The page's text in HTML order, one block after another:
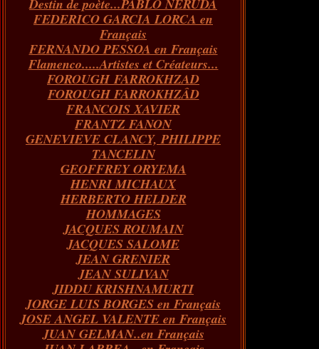
Destin de poète...PABLO NERUDA
FEDERICO GARCIA LORCA en
Français
FERNANDO PESSOA en Français
Flamenco.....Artistes et Créateurs...
FOROUGH FARROKHZAD
FOROUGH FARROKHZÂD
FRANCOIS XAVIER
FRANTZ FANON
GENEVIEVE CLANCY, PHILIPPE
TANCELIN
GEOFFREY ORYEMA
HENRI MICHAUX
HERBERTO HELDER
HOMMAGES
JACQUES ROUMAIN
JACQUES SALOME
JEAN GRENIER
JEAN SULIVAN
JIDDU KRISHNAMURTI
JORGE LUIS BORGES en Français
JOSE ANGEL VALENTE en Français
JUAN GELMAN..en Français